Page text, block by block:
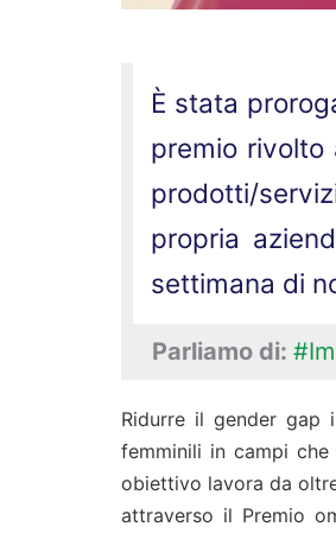
È stata
premio
prodotti/
propria
settimana di
Parliamo di:
Ridurre il gender gap
femminili in campi
obiettivo lavora da
attraverso il Premio